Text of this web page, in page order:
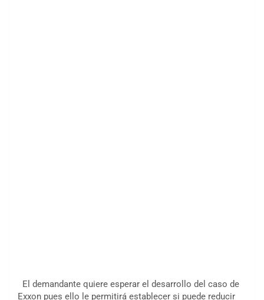
El demandante quiere esperar el desarrollo del caso de
Exxon pues ello le permitirá establecer si puede reducir